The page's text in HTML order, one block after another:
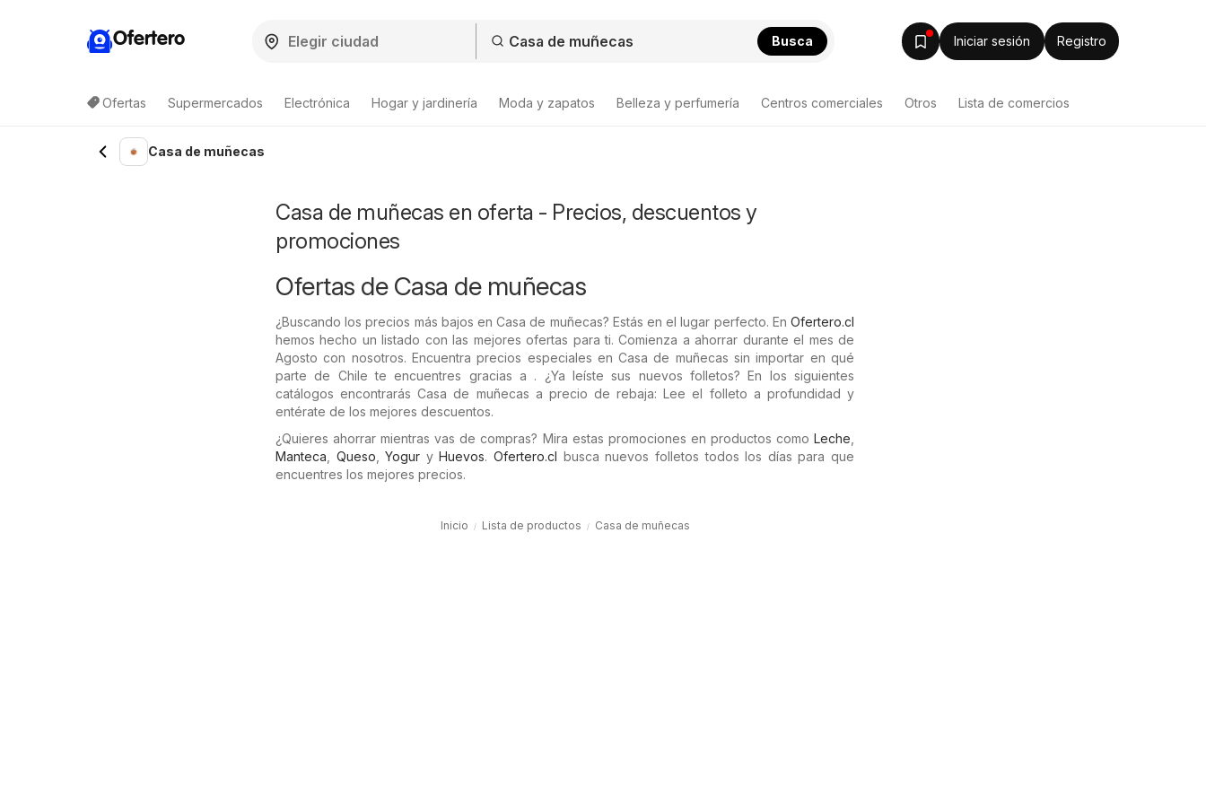
Ofertero Busca Iniciar sesión Registro
Ofertas Supermercados Electrónica Hogar y jardinería Moda y zapatos Belleza y perfumería Centros comerciales Otros Lista de comercios
Lista de productosCasa de muñecas
Casa de muñecas en oferta - Precios, descuentos y
promociones
Ofertas de Casa de muñecas
¿Buscando los precios más bajos en Casa de muñecas? Estás en el lugar perfecto. En Ofertero.cl
hemos hecho un listado con las mejores ofertas para ti. Comienza a ahorrar durante el mes de
Agosto con nosotros. Encuentra precios especiales en Casa de muñecas sin importar en qué
parte de Chile te encuentres gracias a . ¿Ya leíste sus nuevos folletos? En los siguientes
catálogos encontrarás Casa de muñecas a precio de rebaja: Lee el folleto a profundidad y
entérate de los mejores descuentos.
¿Quieres ahorrar mientras vas de compras? Mira estas promociones en productos como Leche
Manteca
Queso ,Yogur yHuevos.Ofertero.cl busca nuevos folletos todos los días para que
encuentres los mejores precios.
Inicio Lista de productos Casa de muñecas